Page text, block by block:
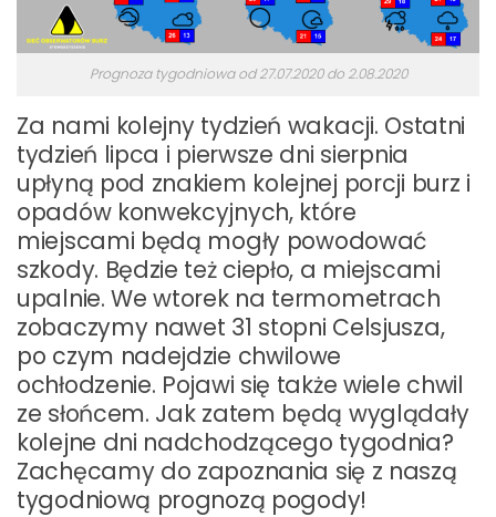
Prognoza tygodniowa od 27.07.2020 do 2.08.2020
Za nami kolejny tydzień wakacji. Ostatni
tydzień lipca i pierwsze dni sierpnia
upłyną pod znakiem kolejnej porcji burz i
opadów konwekcyjnych, które
miejscami będą mogły powodować
szkody. Będzie też ciepło, a miejscami
upalnie. We wtorek na termometrach
zobaczymy nawet 31 stopni Celsjusza,
po czym nadejdzie chwilowe
ochłodzenie. Pojawi się także wiele chwil
ze słońcem. Jak zatem będą wyglądały
kolejne dni nadchodzącego tygodnia?
Zachęcamy do zapoznania się z naszą
tygodniową prognozą pogody!